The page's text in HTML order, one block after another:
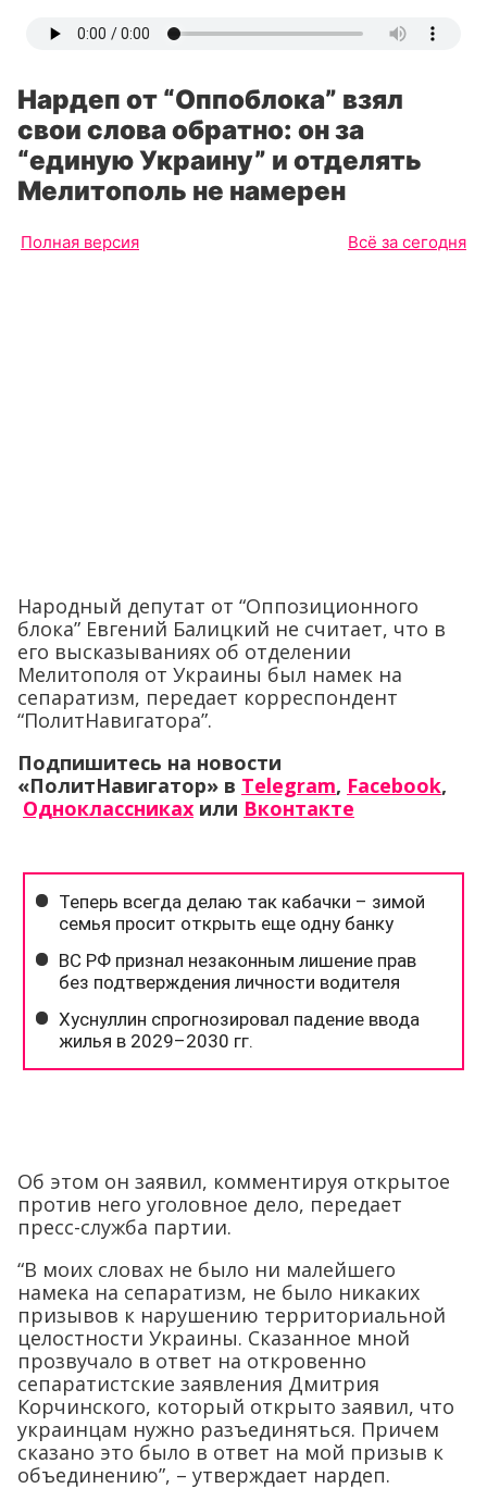
Нардеп от “Оппоблока” взял
свои слова обратно: он за
“единую Украину” и отделять
Мелитополь не намерен
Полная версия Всё за сегодня
Народный депутат от “Оппозиционного
блока” Евгений Балицкий не считает, что в
его высказываниях об отделении
Мелитополя от Украины был намек на
сепаратизм, передает корреспондент
“ПолитНавигатора”.
Подпишитесь на новости
«ПолитНавигатор» в Telegram, Facebook,
Одноклассниках или Вконтакте
Об этом он заявил, комментируя открытое
против него уголовное дело, передает
пресс-служба партии.
“В моих словах не было ни малейшего
намека на сепаратизм, не было никаких
призывов к нарушению территориальной
целостности Украины. Сказанное мной
прозвучало в ответ на откровенно
сепаратистские заявления Дмитрия
Корчинского, который открыто заявил, что
украинцам нужно разъединяться. Причем
сказано это было в ответ на мой призыв к
объединению”, – утверждает нардеп.